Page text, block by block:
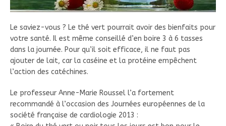
Le saviez-vous ? Le thé vert pourrait avoir des bienfaits pour
votre santé. Il est même conseillé d’en boire 3 à 6 tasses
dans la journée. Pour qu’il soit efficace, il ne faut pas
ajouter de lait, car la caséine et la protéine empêchent
l’action des catéchines.
Le professeur Anne-Marie Roussel l’a fortement
recommandé à l’occasion des Journées européennes de la
société française de cardiologie 2013 :